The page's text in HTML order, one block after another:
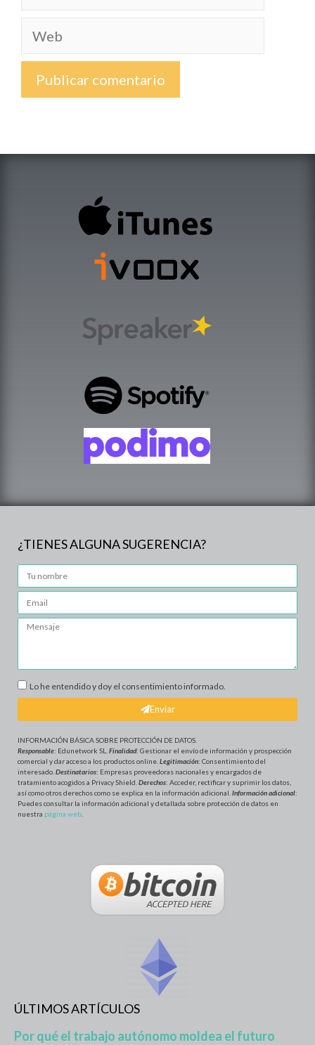
¿TIENES ALGUNA SUGERENCIA?
Lo he entendido y doy el consentimiento informado.
Enviar
INFORMACIÓN BÁSICA SOBRE PROTECCIÓN DE DATOS
Responsable: Edunetwork SL. Finalidad: Gestionar el envío de información y prospección
comercial y dar acceso a los productos online. Legitimación: Consentimiento del
interesado. Destinatarios: Empresas proveedoras nacionales y encargados de
tratamiento acogidos a Privacy Shield. Derechos: Acceder, rectificar y suprimir los datos,
así como otros derechos como se explica en la información adicional. Información adicional:
Puedes consultar la información adicional y detallada sobre protección de datos en
nuestra página web
ÚLTIMOS ARTÍCULOS
Por qué el trabajo autónomo moldea el futuro